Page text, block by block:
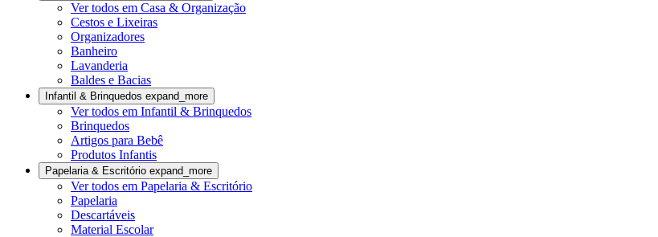
Ver todos em Casa & Organização
Cestos e Lixeiras
Organizadores
Banheiro
Lavanderia
Baldes e Bacias
Infantil & Brinquedos expand_more
Ver todos em Infantil & Brinquedos
Brinquedos
Artigos para Bebê
Produtos Infantis
Papelaria & Escritório expand_more
Ver todos em Papelaria & Escritório
Papelaria
Descartáveis
Material Escolar